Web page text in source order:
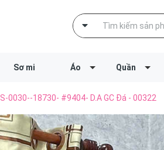
Sơ mi Áo Quần
S-0030--18730- #9404- D.A GC Đá - 00322